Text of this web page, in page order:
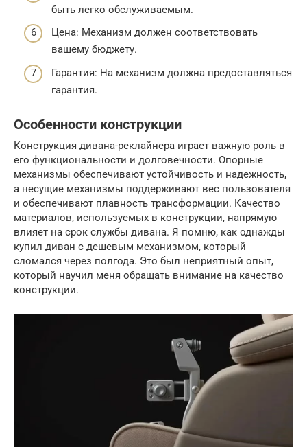
быть легко обслуживаемым.
Цена: Механизм должен соответствовать
вашему бюджету.
Гарантия: На механизм должна предоставляться
гарантия.
Особенности конструкции
Конструкция дивана-реклайнера играет важную роль в
его функциональности и долговечности. Опорные
механизмы обеспечивают устойчивость и надежность,
а несущие механизмы поддерживают вес пользователя
и обеспечивают плавность трансформации. Качество
материалов, используемых в конструкции, напрямую
влияет на срок службы дивана. Я помню, как однажды
купил диван с дешевым механизмом, который
сломался через полгода. Это был неприятный опыт,
который научил меня обращать внимание на качество
конструкции.